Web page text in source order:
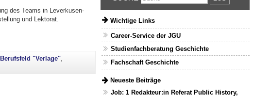
des Teams in Leverkusen-
und Lektorat.
Berufsfeld "Verlage",
Wichtige Links
Career-Service der JGU
Studienfachberatung Geschichte
Fachschaft Geschichte
Neueste Beiträge
Job: 1 Redakteur:in Referat Public History,